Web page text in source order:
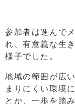
参加者は進んで
れ、有意義な生
様子でした。
地域の範囲が広
まりにくい環境
とか、一歩を